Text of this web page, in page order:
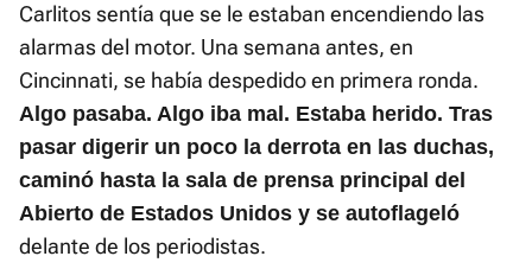
Carlitos sentía que se le estaban encendiendo las
alarmas del motor. Una semana antes, en
Cincinnati, se había despedido en primera ronda.
Algo pasaba. Algo iba mal. Estaba herido. Tras
pasar digerir un poco la derrota en las duchas,
caminó hasta la sala de prensa principal del
Abierto de Estados Unidos y se autoflageló
delante de los periodistas.